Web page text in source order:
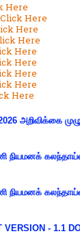
Here
Click Here
Here
Here
Here
Here
Here
Here
Here
அறிவிக்கை
நியமனக் கலந்தாய்வு
நியமனக்
- 1.1